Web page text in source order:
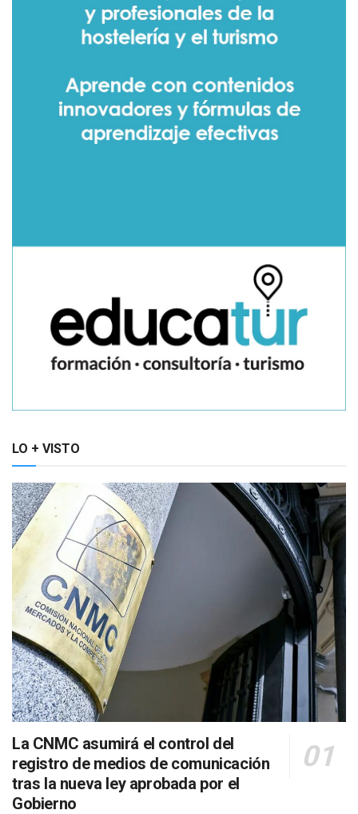
LO + VISTO
La CNMC asumirá el control del
registro de medios de comunicación
tras la nueva ley aprobada por el
Gobierno